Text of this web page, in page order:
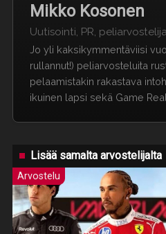
Mikko Kosonen
Uutisointi, PR,
Jo yli kaksikymmentäviisi
rullannut!) peliarvosteluita
pelaamistakin rakastava
ikuinen lapsi sekä Game
Lisää samalta arvostelijalta
Arvostelu